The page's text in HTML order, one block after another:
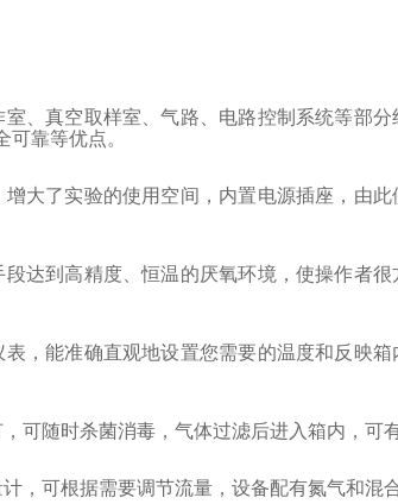
室、真空取样室、气路、电路控制系统等部
靠等优点。
增大了实验的使用空间，内置电源插座，由
段达到高精度、恒温的厌氧环境，使操作者
表，能准确直观地设置您需要的温度和反映
，可随时杀菌消毒，气体过滤后进入箱内，可
，可根据需要调节流量，设备配有氮气和混